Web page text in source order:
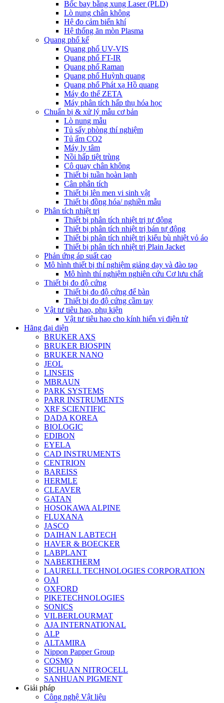
Bốc bay bằng xung Laser (PLD)
Lò nung chân không
Hệ đo cảm biến khí
Hệ thống ăn mòn Plasma
Quang phổ kế
Quang phổ UV-VIS
Quang phổ FT-IR
Quang phổ Raman
Quang phổ Huỳnh quang
Quang phổ Phát xạ Hồ quang
Máy đo thế ZETA
Máy phân tích hấp thụ hóa học
Chuẩn bị & xử lý mẫu cơ bản
Lò nung mẫu
Tủ sấy phòng thí nghiệm
Tủ ấm CO2
Máy ly tâm
Nồi hấp tiệt trùng
Cô quay chân không
Thiết bị tuần hoàn lạnh
Cân phân tích
Thiết bị lên men vi sinh vật
Thiết bị đồng hóa/ nghiền mẫu
Phân tích nhiệt trị
Thiết bị phân tích nhiệt trị tự động
Thiết bị phân tích nhiệt trị bán tự động
Thiết bị phân tích nhiệt trị kiểu bù nhiệt vỏ áo
Thiết bị phân tích nhiệt trị Plain Jacket
Phản ứng áp suất cao
Mô hình thiết bị thí nghiệm giảng dạy và đào tạo
Mô hình thí nghiệm nghiên cứu Cơ lưu chất
Thiết bị đo độ cứng
Thiết bị đo độ cứng để bàn
Thiết bị đo độ cứng cầm tay
Vật tư tiêu hao, phụ kiện
Vật tư tiêu hao cho kính hiển vi điện tử
Hãng đại diện
BRUKER AXS
BRUKER BIOSPIN
BRUKER NANO
JEOL
LINSEIS
MBRAUN
PARK SYSTEMS
PARR INSTRUMENTS
XRF SCIENTIFIC
DADA KOREA
BIOLOGIC
EDIBON
EYELA
CAD INSTRUMENTS
CENTRION
BAREISS
HERMLE
CLEAVER
GATAN
HOSOKAWA ALPINE
FLUXANA
JASCO
DAIHAN LABTECH
HAVER & BOECKER
LABPLANT
NABERTHERM
LAURELL TECHNOLOGIES CORPORATION
OAI
OXFORD
PIKETECHNOLOGIES
SONICS
VILBERLOURMAT
AJA INTERNATIONAL
ALP
ALTAMIRA
Nippon Papper Group
COSMO
SICHUAN NITROCELL
SANHUAN PIGMENT
Giải pháp
Công nghệ Vật liệu